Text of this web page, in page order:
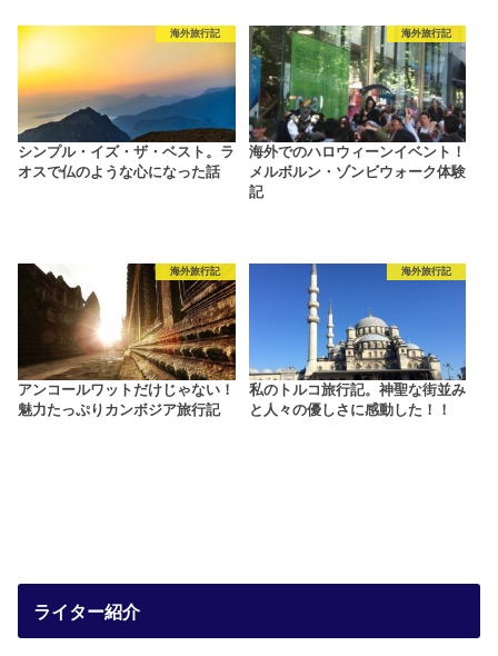
海外旅行記
シンプル・イズ・ザ・ベスト。ラ
オスで仏のような心になった話
海外旅行記
海外でのハロウィーンイベント！
メルボルン・ゾンビウォーク体験
記
海外旅行記
アンコールワットだけじゃない！
魅力たっぷりカンボジア旅行記
海外旅行記
私のトルコ旅行記。神聖な街並み
と人々の優しさに感動した！！
ライター紹介